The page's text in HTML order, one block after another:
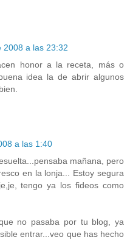
2008 a las 23:32
honor a la receta, más o
idea la de abrir algunos
a las 1:40
mañana, pero
en la lonja... Estoy segura
tengo ya los fideos como
no pasaba por tu blog, ya
entrar...veo que has hecho